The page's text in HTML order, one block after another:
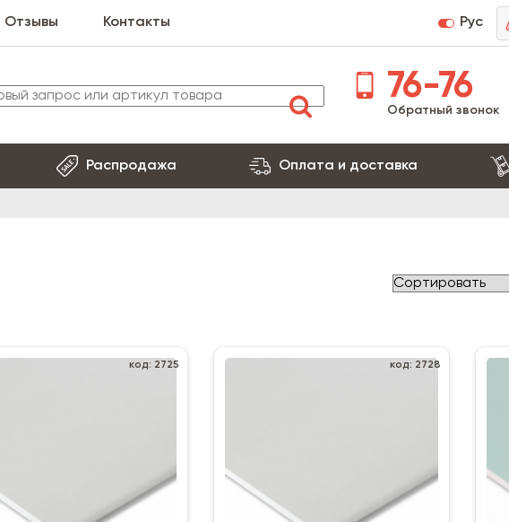
Отзывы Контакты Рус
76-76
Обратный звонок
Распродажа Оплата и доставка
код: 2725 код: 2728